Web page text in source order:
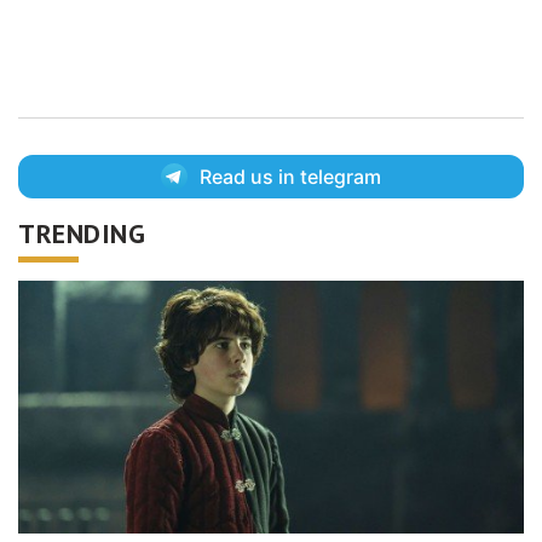
Read us in telegram
TRENDING